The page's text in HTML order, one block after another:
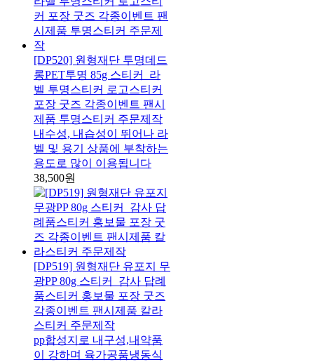
[DP520] 원형재단 투명데드
롱PET투명 85g 스티커_라
벨 투명스티커 로고스티커
포장 굿즈 각종이벤트 팬시
제품 투명스티커 주문제작
내수성, 내습성이 뛰어나 라
벨 및 용기 상품에 부착하는
용도로 많이 이용됩니다
38,500원
[DP519] 원형재단 유포지 무
광PP 80g 스티커_감사 답례
품스티커 홍보물 포장 굿즈
각종이벤트 팬시제품 칼라
스티커 주문제작
pp합성지로 내구성,내약품
이 강하며 육가공품냉동식